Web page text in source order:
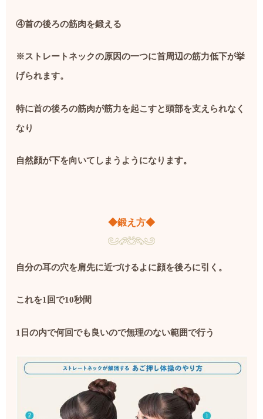
④首の後ろの筋肉を鍛える
※ストレートネックの原因の一つに首周辺の筋力低下が挙
げられます。
特に首の後ろの筋肉が筋力を起こすと頭部を支えられなく
なり
自然顔が下を向いてしまうようになります。
◆鍛え方◆
自分の耳の穴を肩先に近づけるよに顔を後ろに引く。
これを1回で10秒間
1日の内で何回でも良いので無理のない範囲で行う